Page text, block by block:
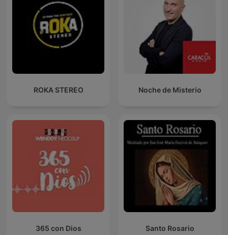
ROKA STEREO Noche de Misterio
365 con Dios Santo Rosario